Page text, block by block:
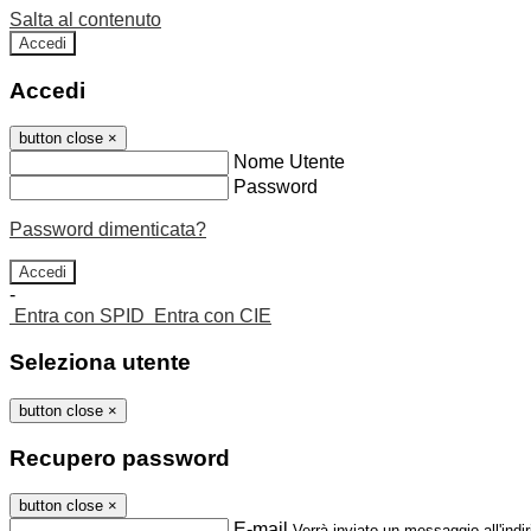
Salta al contenuto
Accedi
Accedi
button close ×
Nome Utente
Password
Password dimenticata?
-
Entra con SPID
Entra con CIE
Seleziona utente
button close ×
Recupero password
button close ×